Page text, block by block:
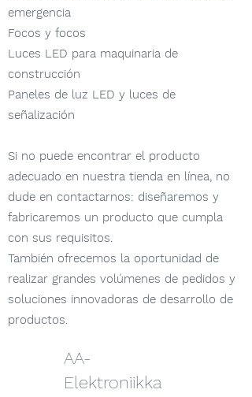
emergencia
Focos y focos
Luces LED para maquinaria de
construcción
Paneles de luz LED y luces de
señalización
Si no puede encontrar el producto
adecuado en nuestra tienda en línea, no
dude en contactarnos: diseñaremos y
fabricaremos un producto que cumpla
con sus requisitos.
También ofrecemos la oportunidad de
realizar grandes volúmenes de pedidos y
soluciones innovadoras de desarrollo de
productos.
AA-
Elektroniikka